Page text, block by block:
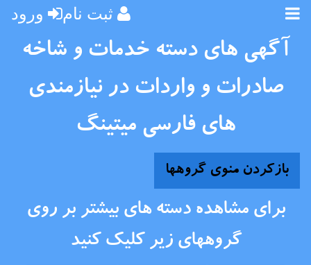
ورود ثبت نام
آگهی های دسته خدمات و شاخه
صادرات و واردات در نیازمندی
های فارسی میتینگ
بازکردن منوی گروهها
برای مشاهده دسته های بیشتر بر روی
گروههای زیر کلیک کنید